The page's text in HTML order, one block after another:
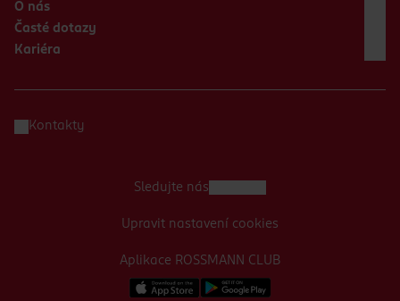
O nás
Časté dotazy
Kariéra
Kontakty
Aplikace ROSSMANN CLUB
Sledujte nás
Upravit nastavení cookies